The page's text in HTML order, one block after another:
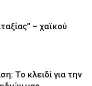
– χαϊκού
Το κλειδί για την